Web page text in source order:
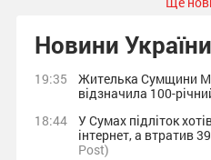
Новини
19:35
Жителька Сумщини
відзначила 100-
18:44
У Сумах підліток
інтернет, а втратив
Post)